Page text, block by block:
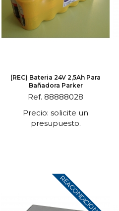
(REC) Bateria 24V 2,5Ah Para
Bañadora Parker
Ref. 88888028
Precio: solicite un
presupuesto.
REACONDICIONADO